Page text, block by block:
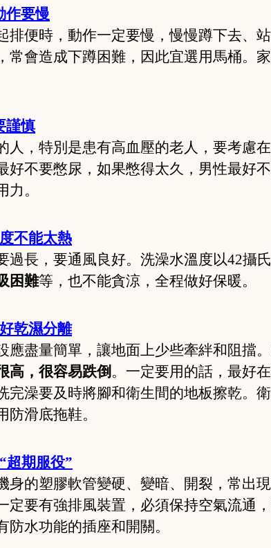
作要慢
排便時，動作一定要慢，慢慢蹲下去、
常會造成下蹲困難，因此宜選用馬桶。
謹慎
人，特別是患有高血壓的老人，要考慮
好不要憋尿，如果憋得太久，男性最好
力。
不能太熱
過長，要通風良好。洗澡水溫度以42攝
困難等，也不能貪涼，全程做好保暖。
乾濕分離
應盡量簡單，讓地面上少些牽絆和阻擋
高，很容易跌倒 。一定要用的話，最好
完澡要及時將腳和衛生間的地板擦乾。
防滑底拖鞋。
超期服役”
身的塑膠軟管變硬、變暗、開裂，常出
定要有強排風裝置，必須保持空氣流通
防水功能的插座和開關。